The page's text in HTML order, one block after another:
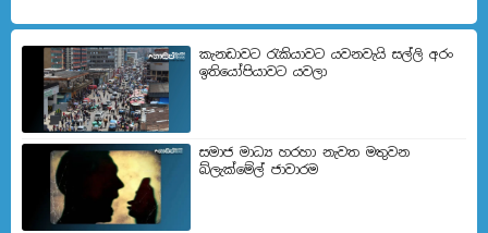
කැනඩාවට රැකියාවට යවනවැයි සල්ලි අරං
ඉතියෝපියාවට යවලා
සමාජ මාධ්‍ය හරහා නැවත මතුවන
බ්ලැක්මේල් ජාවාරම